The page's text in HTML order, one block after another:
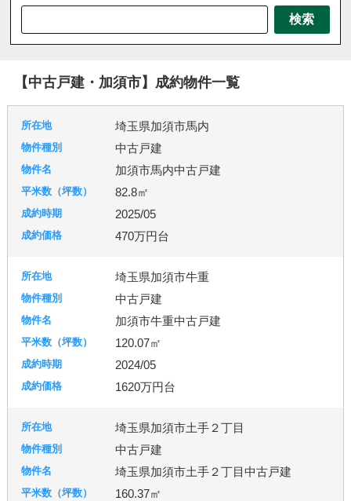
三郷市
八潮市
北本市 吉川市 和光市
宮代町
杉戸町
東松山市 松伏町 桶川市
蕨市
上里町 伊奈町
日高市
鶴ヶ島市 加須市
羽生市
幸手市 北葛飾郡 富士見市
台東区 東京都北区 足立区
千葉市 流山市
秦野市 厚木市
宇都宮市
検索
【中古戸建・加須市】成約物件一覧
埼玉県加須市馬内
中古戸建
加須市馬内中古戸建
82.8㎡
2025/05
470万円台
埼玉県加須市牛重
中古戸建
加須市牛重中古戸建
120.07㎡
2024/05
1620万円台
埼玉県加須市土手２丁目
中古戸建
埼玉県加須市土手２丁目中古戸建
160.37㎡